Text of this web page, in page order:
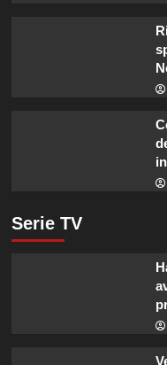
Serie TV